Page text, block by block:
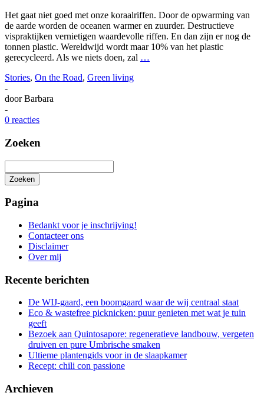
Het gaat niet goed met onze koraalriffen. Door de opwarming van
de aarde worden de oceanen warmer en zuurder. Destructieve
vispraktijken vernietigen waardevolle riffen. En dan zijn er nog de
tonnen plastic. Wereldwijd wordt maar 10% van het plastic
gerecycleerd. Als we niets doen, zal …
Stories, On the Road, Green living
-
doorBarbara
-
0 reacties
Zoeken
Zoeken
zoeken
Pagina
Bedankt voor je inschrijving!
Contacteer ons
Disclaimer
Over mij
Recente berichten
De WIJ-gaard, een boomgaard waar de wij centraal staat
Eco & wastefree picknicken: puur genieten met wat je tuin
geeft
Bezoek aan Quintosapore: regeneratieve landbouw, vergeten
druiven en pure Umbrische smaken
Ultieme plantengids voor in de slaapkamer
Recept: chili con passione
Archieven